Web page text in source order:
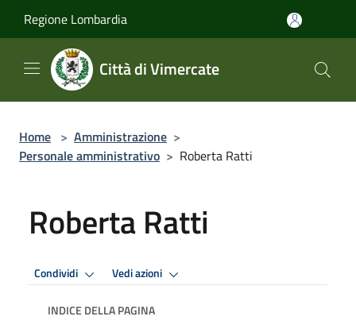
Regione Lombardia
Città di Vimercate
Home > Amministrazione >
Personale amministrativo > Roberta Ratti
Roberta Ratti
Condividi Vedi azioni
INDICE DELLA PAGINA